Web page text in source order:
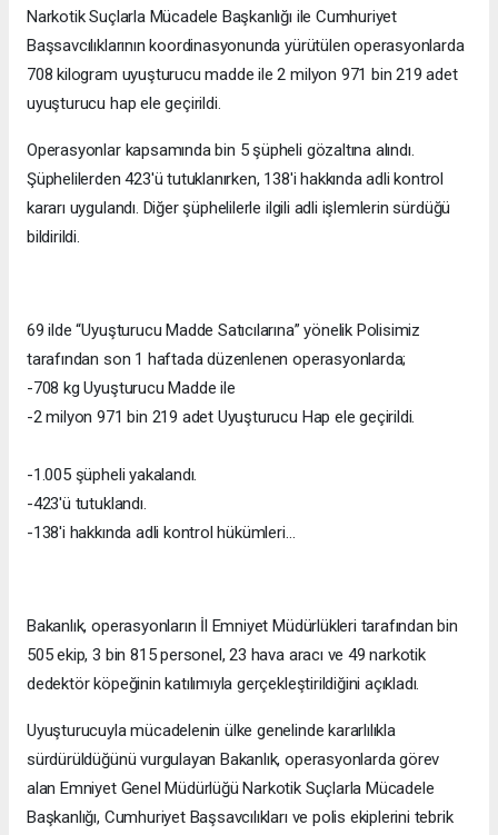
Narkotik Suçlarla Mücadele Başkanlığı ile Cumhuriyet
Başsavcılıklarının koordinasyonunda yürütülen operasyonlarda
708 kilogram uyuşturucu madde ile 2 milyon 971 bin 219 adet
uyuşturucu hap ele geçirildi.
Operasyonlar kapsamında bin 5 şüpheli gözaltına alındı.
Şüphelilerden 423'ü tutuklanırken, 138'i hakkında adli kontrol
kararı uygulandı. Diğer şüphelilerle ilgili adli işlemlerin sürdüğü
bildirildi.
69 ilde “Uyuşturucu Madde Satıcılarına” yönelik Polisimiz
tarafından son 1 haftada düzenlenen operasyonlarda;
-708 kg Uyuşturucu Madde ile
-2 milyon 971 bin 219 adet Uyuşturucu Hap ele geçirildi.
-1.005 şüpheli yakalandı.
-423'ü tutuklandı.
-138'i hakkında adli kontrol hükümleri…
Bakanlık, operasyonların İl Emniyet Müdürlükleri tarafından bin
505 ekip, 3 bin 815 personel, 23 hava aracı ve 49 narkotik
dedektör köpeğinin katılımıyla gerçekleştirildiğini açıkladı.
Uyuşturucuyla mücadelenin ülke genelinde kararlılıkla
sürdürüldüğünü vurgulayan Bakanlık, operasyonlarda görev
alan Emniyet Genel Müdürlüğü Narkotik Suçlarla Mücadele
Başkanlığı, Cumhuriyet Başsavcılıkları ve polis ekiplerini tebrik